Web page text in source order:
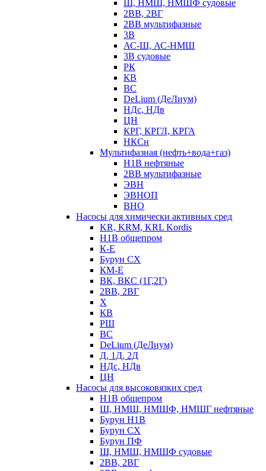
Ш, НМШ, НМШФ судовые
2ВВ, 2ВГ
2ВВ мультифазные
3В
АС-Ш, АС-НМШ
3В судовые
РК
КВ
ВС
DeLium (ДеЛиум)
НДс, НДв
ЦН
КРГ, КРГЛ, КРГА
НКСн
Мультифазная (нефть+вода+газ)
Н1В нефтяные
2ВВ мультифазные
ЭВН
ЭВНОП
ВНО
Насосы для химически активных сред
KR, KRM, KRL Kordis
Н1В общепром
К-Е
Бурун СХ
КМ-Е
ВК, ВКС (1Г,2Г)
2ВВ, 2ВГ
Х
КВ
РШ
ВС
DeLium (ДеЛиум)
Д, 1Д, 2Д
НДс, НДв
ЦН
Насосы для высоковязких сред
Н1В общепром
Ш, НМШ, НМШФ, НМШГ нефтяные
Бурун Н1В
Бурун СХ
Бурун ПФ
Ш, НМШ, НМШФ судовые
2ВВ, 2ВГ